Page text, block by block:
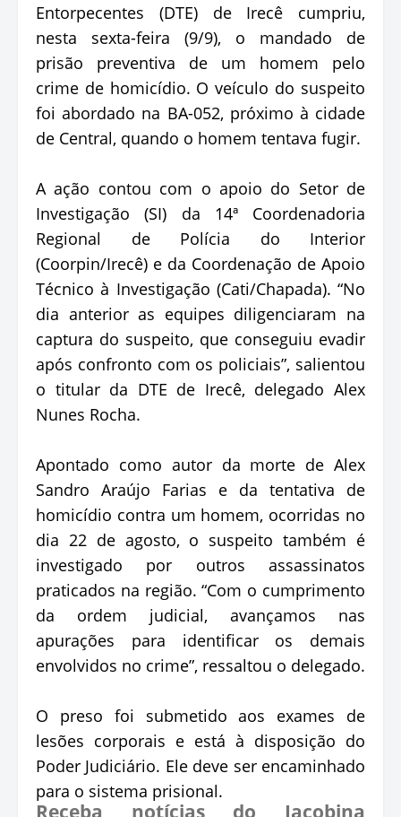
Entorpecentes (DTE) de Irecê cumpriu,
nesta sexta-feira (9/9), o mandado de
prisão preventiva de um homem pelo
crime de homicídio. O veículo do suspeito
foi abordado na BA-052, próximo à cidade
de Central, quando o homem tentava fugir.
A ação contou com o apoio do Setor de
Investigação (SI) da 14ª Coordenadoria
Regional de Polícia do Interior
(Coorpin/Irecê) e da Coordenação de Apoio
Técnico à Investigação (Cati/Chapada). “No
dia anterior as equipes diligenciaram na
captura do suspeito, que conseguiu evadir
após confronto com os policiais”, salientou
o titular da DTE de Irecê, delegado Alex
Nunes Rocha.
Apontado como autor da morte de Alex
Sandro Araújo Farias e da tentativa de
homicídio contra um homem, ocorridas no
dia 22 de agosto, o suspeito também é
investigado por outros assassinatos
praticados na região. “Com o cumprimento
da ordem judicial, avançamos nas
apurações para identificar os demais
envolvidos no crime”, ressaltou o delegado.
O preso foi submetido aos exames de
lesões corporais e está à disposição do
Poder Judiciário. Ele deve ser encaminhado
para o sistema prisional.
Receba notícias do Jacobina